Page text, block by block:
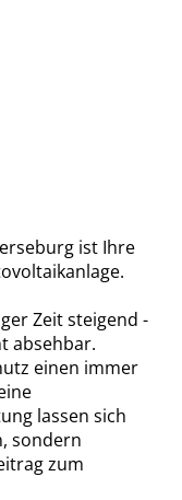
ist Ihre
Zeit steigend -
absehbar.
einen immer
lassen sich
sondern
zum